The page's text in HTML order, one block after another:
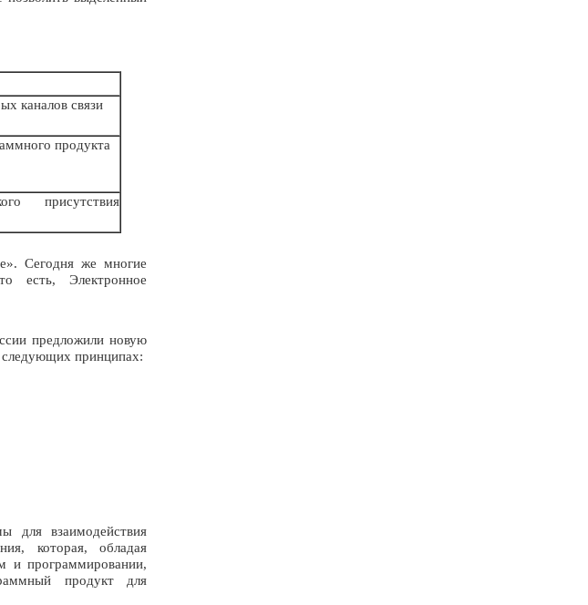
каналов связи
продукта
присутствия
Сегодня же многие
есть, Электронное
предложили новую
следующих принципах:
для взаимодействия
которая, обладая
и программировании,
продукт для